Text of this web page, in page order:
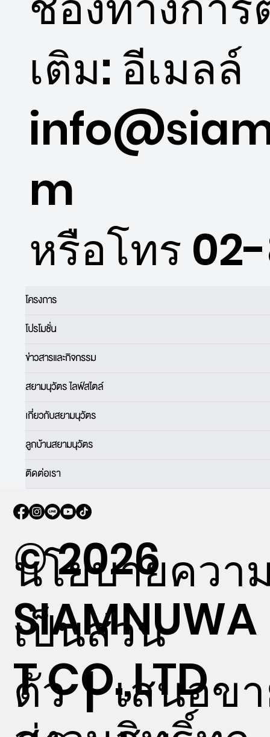
© 2026
SIAMNUWA
T CO.,LTD
นโยบายควา
เป็นส่วน
ตัว|เสนอข
โครงการ
โปรโมชั่น
ข่าวสารและกิจกรรม
สยามนุวัตร ไลฟ์สไตล์
เกี่ยวกับสยามนุวัตร
ลูกบ้านสยามนุวัตร
ติดต่อเรา
เติม: อีเมลล์
m
หรือโทร